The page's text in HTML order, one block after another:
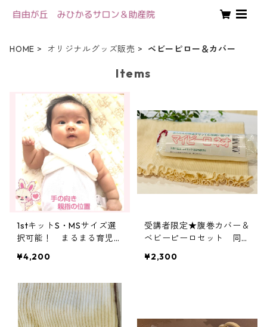
HOME オリジナルグッズ販売 ベビーピロー＆カバー
Items
1stキットS・MSサイズ選
択可能！ まるまる育児用
ー＆ベビーピローセット
¥4,200
受講者限定★腹巻カバー＆
ベビーピーロセット 同梱
¥2,300